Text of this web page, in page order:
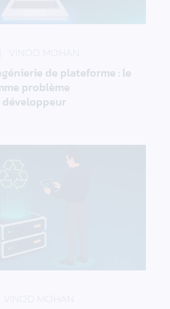
de plateforme : le
problème
développeur